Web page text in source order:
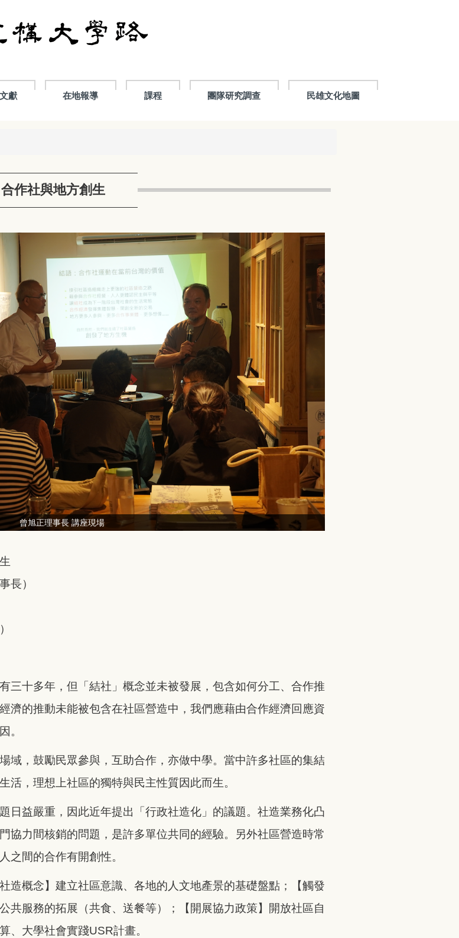
文獻 在地報導 課程 團隊研究調查 民雄文化地圖
作社與地方創生
曾旭正理事長 講座現場
長）
三十多年，但「結社」概念並未被發展，包含如何分工、合作推
濟的推動未能被包含在社區營造中，我們應藉由合作經濟回應資
。
域，鼓勵民眾參與，互助合作，亦做中學。當中許多社區的集結
活，理想上社區的獨特與民主性質因此而生。
日益嚴重，因此近年提出「行政社造化」的議題。社造業務化凸
協力間核銷的問題，是許多單位共同的經驗。另外社區營造時常
之間的合作有開創性。
造概念】建立社區意識、各地的人文地產景的基礎盤點；【觸發
共服務的拓展（共食、送餐等）；【開展協力政策】開放社區自
、大學社會實踐USR計畫。